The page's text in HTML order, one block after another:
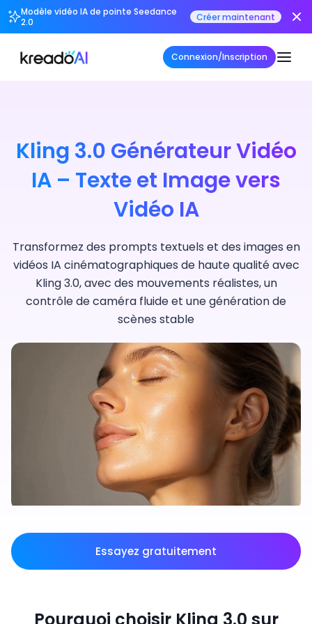
Modèle vidéo IA de pointe Seedance
2.0
Créer maintenant
Connexion/Inscription
Kling 3.0 Générateur Vidéo
IA – Texte et Image vers
Vidéo IA
Transformez des prompts textuels et des images en
vidéos IA cinématographiques de haute qualité avec
Kling 3.0, avec des mouvements réalistes, un
contrôle de caméra fluide et une génération de
scènes stable
Essayez gratuitement